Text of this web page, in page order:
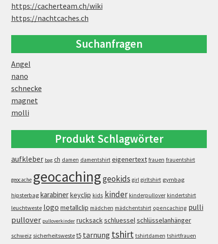
https://cacherteam.ch/wiki
https://nachtcaches.ch
Suchanfragen
Angel
nano
schnecke
magnet
molli
Produkt Schlagwörter
aufkleber bag ch damen damentshirt eigenertext frauen frauentshirt
geocache geocachinggeokids girl girltshirt gymbag
hipsterbag karabinerkeyclip kids kinder kinderpullover kindertshirt
leuchtweste logo metallclip mädchen mädchentshirt opencaching pulli
pullover pulloverkinder rucksackschluesselschlüsselanhänger
schweiz sicherheitsweste t5 tarnung tshirt tshirtdamen tshirtfrauen